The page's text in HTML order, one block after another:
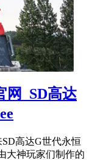
网_SD高达
高达G世代永恒
大神玩家们制作的